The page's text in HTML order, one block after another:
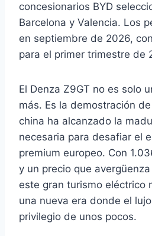
concesionarios BYD
Barcelona y Valencia. Los
en septiembre de 2026,
para el primer trimestre de
El Denza Z9GT no es solo
más. Es la demostración
china ha alcanzado la
necesaria para desafiar el
premium europeo. Con
y un precio que
este gran turismo eléctrico
una nueva era donde el
privilegio de unos pocos.